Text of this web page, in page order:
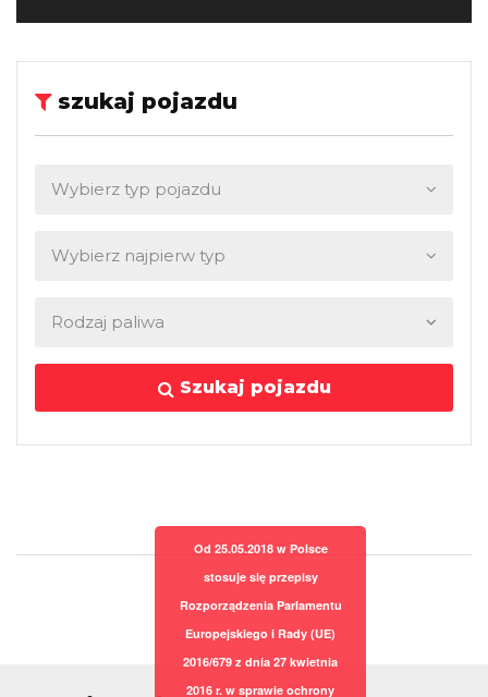
szukaj pojazdu
Szukaj pojazdu
Od 25.05.2018 w Polsce
stosuje się przepisy
Rozporządzenia Parlamentu
Europejskiego i Rady (UE)
2016/679 z dnia 27 kwietnia
2016 r. w sprawie ochrony